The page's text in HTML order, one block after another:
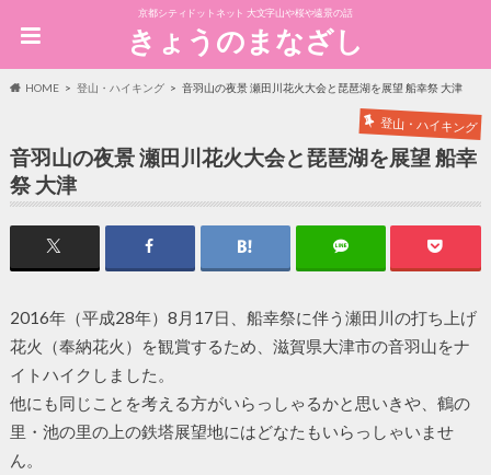
京都シティドットネット 大文字山や桜や遠景の話
きょうのまなざし
HOME 登山・ハイキング 音羽山の夜景 瀬田川花火大会と琵琶湖を展望 船幸祭 大津
登山・ハイキング
音羽山の夜景 瀬田川花火大会と琵琶湖を展望 船幸
祭 大津
2016年（平成28年）8月17日、船幸祭に伴う瀬田川の打ち上げ
花火（奉納花火）を観賞するため、滋賀県大津市の音羽山をナ
イトハイクしました。
他にも同じことを考える方がいらっしゃるかと思いきや、鶴の
里・池の里の上の鉄塔展望地にはどなたもいらっしゃいませ
ん。